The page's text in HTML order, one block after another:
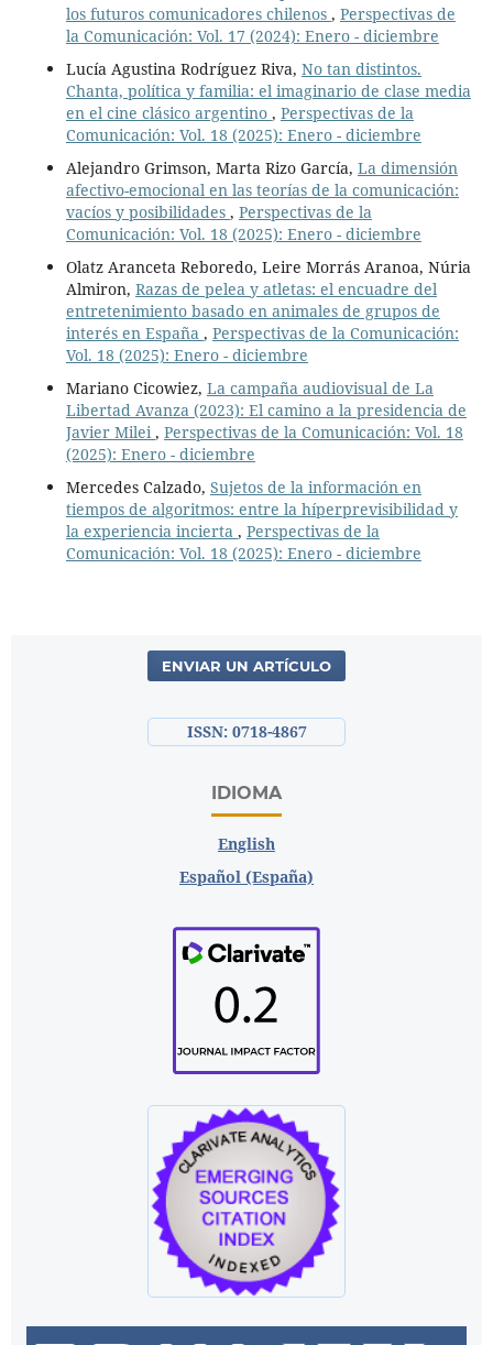
los futuros comunicadores chilenos , Perspectivas de
la Comunicación: Vol. 17 (2024): Enero - diciembre
Lucía Agustina Rodríguez Riva, No tan distintos.
Chanta, política y familia: el imaginario de clase media
en el cine clásico argentino , Perspectivas de la
Comunicación: Vol. 18 (2025): Enero - diciembre
Alejandro Grimson, Marta Rizo García, La dimensión
afectivo-emocional en las teorías de la comunicación:
vacíos y posibilidades , Perspectivas de la
Comunicación: Vol. 18 (2025): Enero - diciembre
Olatz Aranceta Reboredo, Leire Morrás Aranoa, Núria
Almiron, Razas de pelea y atletas: el encuadre del
entretenimiento basado en animales de grupos de
interés en España , Perspectivas de la Comunicación:
Vol. 18 (2025): Enero - diciembre
Mariano Cicowiez, La campaña audiovisual de La
Libertad Avanza (2023): El camino a la presidencia de
Javier Milei , Perspectivas de la Comunicación: Vol. 18
(2025): Enero - diciembre
Mercedes Calzado, Sujetos de la información en
tiempos de algoritmos: entre la híperprevisibilidad y
la experiencia incierta , Perspectivas de la
Comunicación: Vol. 18 (2025): Enero - diciembre
ENVIAR UN ARTÍCULO
ISSN: 0718-4867
IDIOMA
English
Español (España)